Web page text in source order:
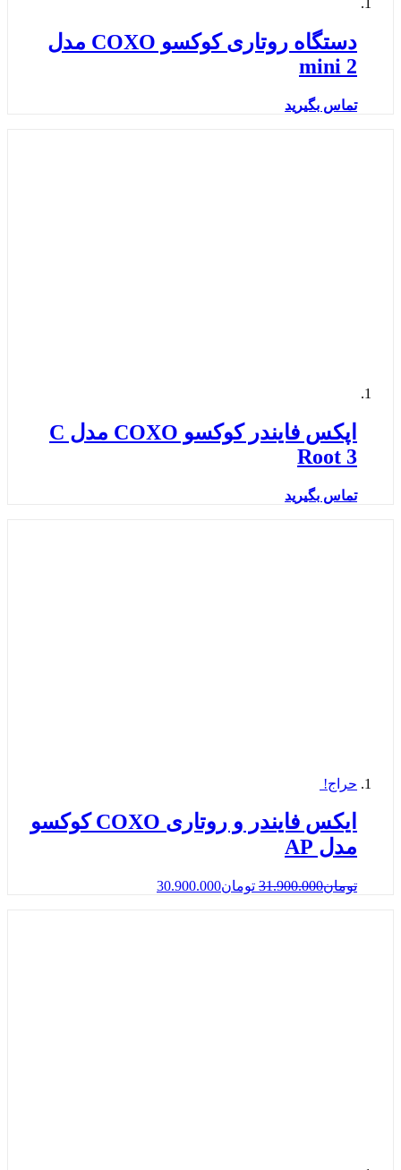
دستگاه روتاری کوکسو COXO مدل
mini 2
تماس بگیرید
اپکس فایندر کوکسو COXO مدل C
Root 3
تماس بگیرید
حراج!
ایکس فایندر و روتاری COXO كوكسو
مدل AP
تومان31.900.000 تومان30.900.000